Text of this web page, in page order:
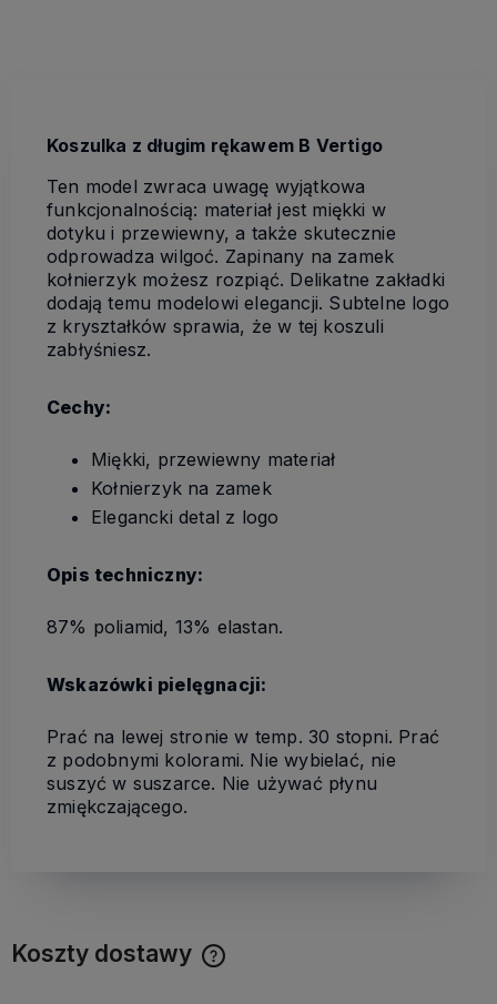
Koszulka z długim rękawem B Vertigo
Ten model zwraca uwagę wyjątkowa
funkcjonalnością: materiał jest miękki w
dotyku i przewiewny, a także skutecznie
odprowadza wilgoć. Zapinany na zamek
kołnierzyk możesz rozpiąć. Delikatne zakładki
dodają temu modelowi elegancji. Subtelne logo
z kryształków sprawia, że w tej koszuli
zabłyśniesz.
Cechy:
Miękki, przewiewny materiał
Kołnierzyk na zamek
Elegancki detal z logo
Opis techniczny:
87% poliamid, 13% elastan.
Wskazówki pielęgnacji:
Prać na lewej stronie w temp. 30 stopni. Prać
z podobnymi kolorami. Nie wybielać, nie
suszyć w suszarce. Nie używać płynu
zmiękczającego.
Koszty dostawy